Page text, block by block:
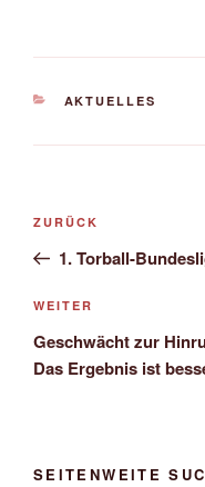
KATEGORIEN
AKTUELLES
Beitragsnavigation
Vorheriger
Beitrag
ZURÜCK
1. Torball-
Nächster
Beitrag
WEITER
Geschwächt zur
Das Ergebnis ist
SEITENWEITE